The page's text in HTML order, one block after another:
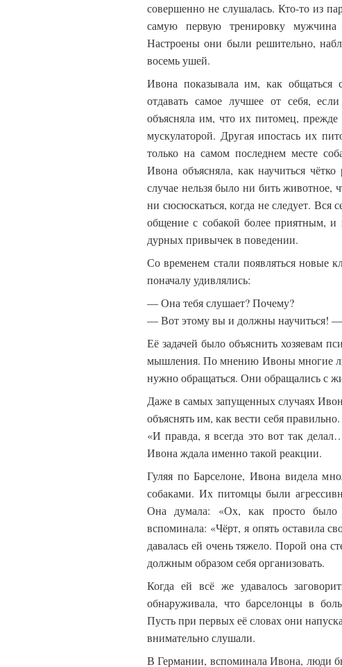
совершенно не слушалась. Кто-то из
самую первую тренировку
Настроены они были решительно,
восемь ушей.
Ивона показывала им, как общаться
отдавать самое лучшее от себя,
объясняла им, что их питомец,
мускулаторой. Другая ипостась их
только на самом последнем месте
Ивона объясняла, как научиться
случае нельзя было ни бить животное,
ни сюсюскаться, когда не следует. Вся
общение с собакой более приятным, и
дурных привычек в поведении.
Со временем стали появляться новые
поначалу удивлялись:
— Она тебя слушает? Почему?
— Вот этому вы и должны научиться!
Её задачей было объяснить хозяевам
мышления. По мнению Ивоны многие
нужно обращаться. Они обращались с
Даже в самых запущенных случаях
объяснять им, как вести себя
«И правда, я всегда это вот так
Ивона ждала именно такой реакции.
Гуляя по Барселоне, Ивона видела
собаками. Их питомцы были
Она думала: «Ох, как просто
вспоминала: «Чёрт, я опять оставила
давалась ей очень тяжело. Порой она
должным образом себя организовать.
Когда ей всё же удавалось
обнаруживала, что барселонцы в
Пусть при первых её словах они
внимательно слушали.
В Германии, вспоминала Ивона, люди